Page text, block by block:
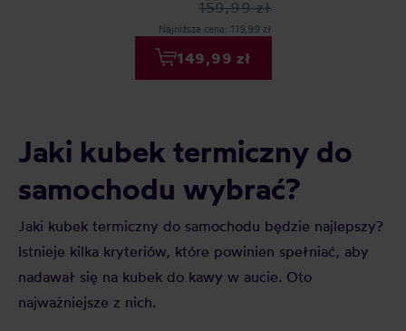
159,99 zł
Najniższa cena: 119,99 zł
149,99 zł
Jaki kubek termiczny do
samochodu wybrać?
Jaki kubek termiczny do samochodu będzie najlepszy?
Istnieje kilka kryteriów, które powinien spełniać, aby
nadawał się na kubek do kawy w aucie. Oto
najważniejsze z nich.